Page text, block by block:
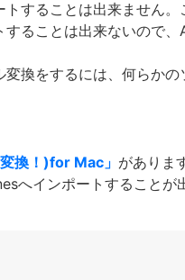
することは出来ません。
ることは出来ないので、
換をするには、何らかの
換！)for Mac」 がありま
インポートすることが